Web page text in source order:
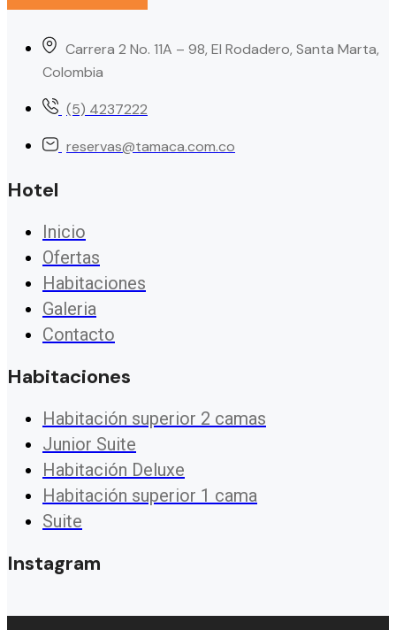
Carrera 2 No. 11A – 98, El Rodadero, Santa Marta,
Colombia
(5) 4237222
reservas@tamaca.com.co
Hotel
Inicio
Ofertas
Habitaciones
Galeria
Contacto
Habitaciones
Habitación superior 2 camas
Junior Suite
Habitación Deluxe
Habitación superior 1 cama
Suite
Instagram